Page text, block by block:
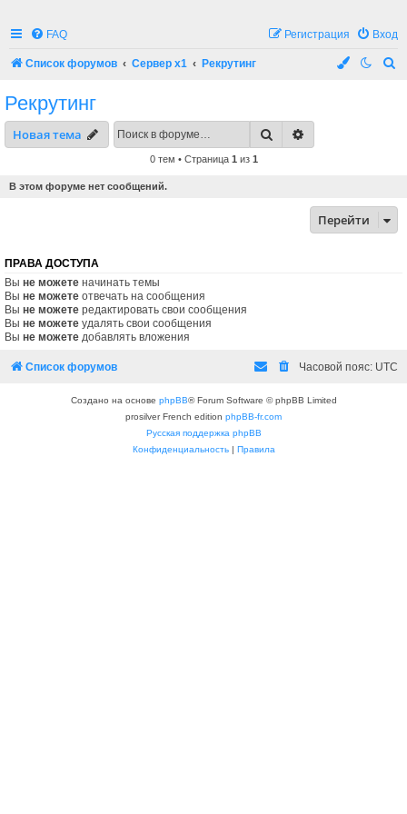
FAQ Вход
Регистрация
Список форумов Сервер x1 Рекрутинг
Рекрутинг
Новая тема Поиск
0 тем • Страница 1 из 1
В этом форуме нет сообщений.
Перейти
ПРАВА ДОСТУПА
Вы не можете начинать темы
Вы не можете отвечать на сообщения
Вы не можете редактировать свои сообщения
Вы не можете удалять свои сообщения
Вы не можете добавлять вложения
Список форумов Часовой пояс: UTC
Создано на основе phpBB® Forum Software © phpBB Limited
prosilver French edition phpBB-fr.com
Русская поддержка phpBB
Конфиденциальность| Правила